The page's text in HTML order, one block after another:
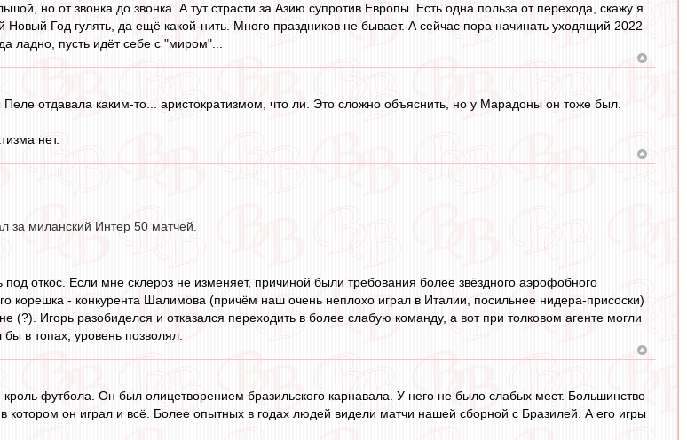
но от звонка до звонка. А тут страсти за Азию супротив Европы. Есть одна польза от перехода, скажу я
Год гулять, да ещё какой-нить. Много праздников не бывает. А сейчас пора начинать уходящий 2022
ладно, пусть идёт себе с "миром"...
отдавала каким-то... аристократизмом, что ли. Это сложно объяснить, но у Марадоны он тоже был.
нет.
за миланский Интер 50 матчей.
откос. Если мне склероз не изменяет, причиной были требования более звёздного аэрофобного
корешка - конкурента Шалимова (причём наш очень неплохо играл в Италии, посильнее нидера-присоски)
(?). Игорь разобиделся и отказался переходить в более слабую команду, а вот при толковом агенте могли
в топах, уровень позволял.
футбола. Он был олицетворением бразильского карнавала. У него не было слабых мест. Большинство
он играл и всё. Более опытных в годах людей видели матчи нашей сборной с Бразилей. А его игры